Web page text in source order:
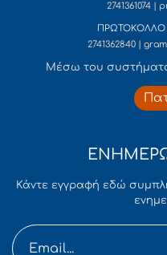
2741361074 |
ΠΡΩΤΟΚΟΛΛΟ
2741362840 |
Mέσω του
Κάντε εγγραφή εδώ